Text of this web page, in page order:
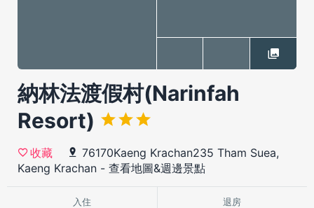
納林法渡假村(Narinfah
Resort)
收藏
76170Kaeng Krachan235 Tham Suea,
Kaeng Krachan - 查看地圖&週邊景點
入住 退房